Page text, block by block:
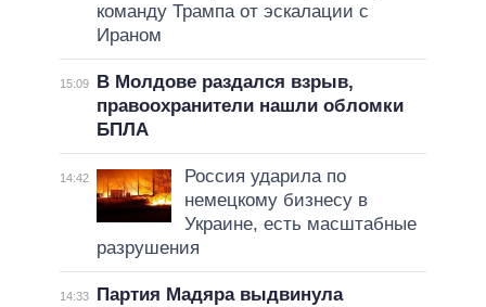
команду Трампа от эскалации с
Ираном
15:09
В Молдове раздался взрыв,
правоохранители нашли обломки
БПЛА
14:42
Россия ударила по
немецкому бизнесу в
Украине, есть масштабные
разрушения
14:33
Партия Мадяра выдвинула